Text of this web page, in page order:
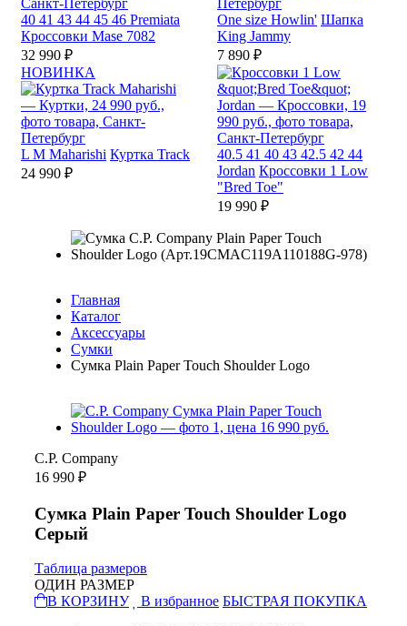
40 41 43 44 45 46 Premiata
Кроссовки Mase 7082
32 990 ₽
One size Howlin' Шапка
King Jammy
7 890 ₽
НОВИНКА
L M Maharishi Куртка Track
24 990 ₽
40.5 41 40 43 42.5 42 44
Jordan Кроссовки 1 Low
"Bred Toe"
19 990 ₽
Главная
Каталог
Аксессуары
Сумки
Сумка Plain Paper Touch Shoulder Logo
C.P. Company
16 990 ₽
Сумка Plain Paper Touch Shoulder Logo
Серый
Таблица размеров
ОДИН РАЗМЕР
В КОРЗИНУ
В избранное БЫСТРАЯ ПОКУПКА